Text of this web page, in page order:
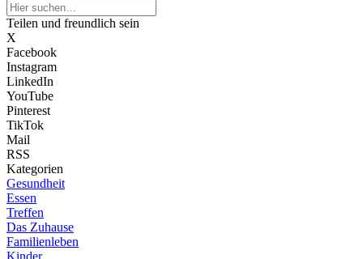
Teilen und freundlich sein
X
Facebook
Instagram
LinkedIn
YouTube
Pinterest
TikTok
Mail
RSS
Kategorien
Gesundheit
Essen
Treffen
Das Zuhause
Familienleben